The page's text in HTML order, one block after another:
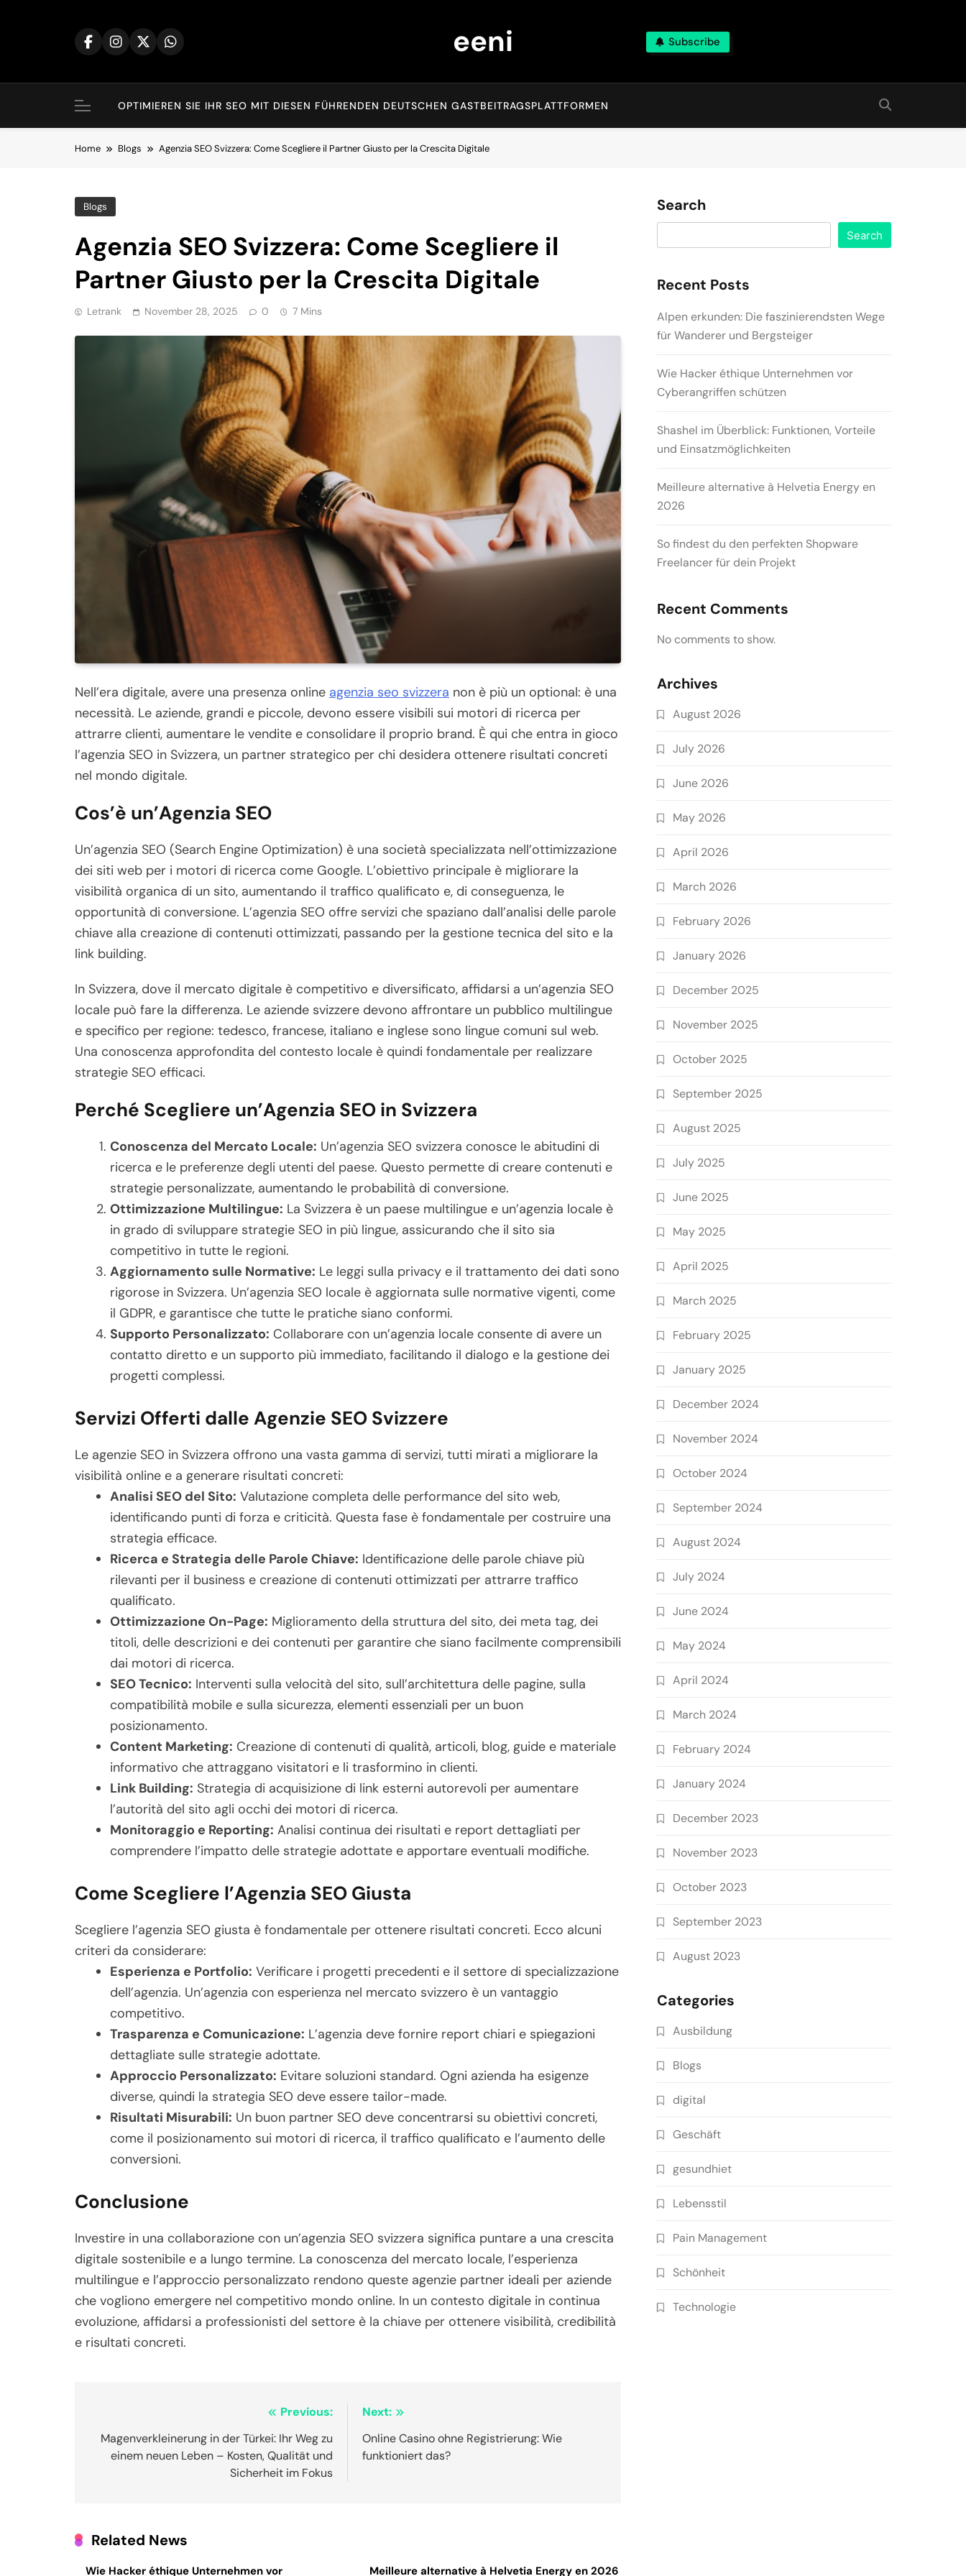
eeni Subscribe
OPTIMIEREN SIE IHR SEO MIT DIESEN FÜHRENDEN DEUTSCHEN GASTBEITRAGSPLATTFORMEN
Home Blogs Agenzia SEO Svizzera: Come Scegliere il Partner Giusto per la Crescita Digitale
Blogs
Agenzia SEO Svizzera: Come Scegliere il
Partner Giusto per la Crescita Digitale
Letrank November 28, 2025 0 7 Mins
Nell’era digitale, avere una presenza online agenzia seo svizzera non è più un optional: è una
necessità. Le aziende, grandi e piccole, devono essere visibili sui motori di ricerca per
attrarre clienti, aumentare le vendite e consolidare il proprio brand. È qui che entra in gioco
l’agenzia SEO in Svizzera, un partner strategico per chi desidera ottenere risultati concreti
nel mondo digitale.
Cos’è un’Agenzia SEO
Un’agenzia SEO (Search Engine Optimization) è una società specializzata nell’ottimizzazione
dei siti web per i motori di ricerca come Google. L’obiettivo principale è migliorare la
visibilità organica di un sito, aumentando il traffico qualificato e, di conseguenza, le
opportunità di conversione. L’agenzia SEO offre servizi che spaziano dall’analisi delle parole
chiave alla creazione di contenuti ottimizzati, passando per la gestione tecnica del sito e la
link building.
In Svizzera, dove il mercato digitale è competitivo e diversificato, affidarsi a un’agenzia SEO
locale può fare la differenza. Le aziende svizzere devono affrontare un pubblico multilingue
e specifico per regione: tedesco, francese, italiano e inglese sono lingue comuni sul web.
Una conoscenza approfondita del contesto locale è quindi fondamentale per realizzare
strategie SEO efficaci.
Perché Scegliere un’Agenzia SEO in Svizzera
Conoscenza del Mercato Locale: Un’agenzia SEO svizzera conosce le abitudini di
ricerca e le preferenze degli utenti del paese. Questo permette di creare contenuti e
strategie personalizzate, aumentando le probabilità di conversione.
Ottimizzazione Multilingue: La Svizzera è un paese multilingue e un’agenzia locale è
in grado di sviluppare strategie SEO in più lingue, assicurando che il sito sia
competitivo in tutte le regioni.
Aggiornamento sulle Normative: Le leggi sulla privacy e il trattamento dei dati sono
rigorose in Svizzera. Un’agenzia SEO locale è aggiornata sulle normative vigenti, come
il GDPR, e garantisce che tutte le pratiche siano conformi.
Supporto Personalizzato: Collaborare con un’agenzia locale consente di avere un
contatto diretto e un supporto più immediato, facilitando il dialogo e la gestione dei
progetti complessi.
Servizi Offerti dalle Agenzie SEO Svizzere
Le agenzie SEO in Svizzera offrono una vasta gamma di servizi, tutti mirati a migliorare la
visibilità online e a generare risultati concreti:
Analisi SEO del Sito: Valutazione completa delle performance del sito web,
identificando punti di forza e criticità. Questa fase è fondamentale per costruire una
strategia efficace.
Ricerca e Strategia delle Parole Chiave: Identificazione delle parole chiave più
rilevanti per il business e creazione di contenuti ottimizzati per attrarre traffico
qualificato.
Ottimizzazione On-Page: Miglioramento della struttura del sito, dei meta tag, dei
titoli, delle descrizioni e dei contenuti per garantire che siano facilmente comprensibili
dai motori di ricerca.
SEO Tecnico: Interventi sulla velocità del sito, sull’architettura delle pagine, sulla
compatibilità mobile e sulla sicurezza, elementi essenziali per un buon
posizionamento.
Content Marketing: Creazione di contenuti di qualità, articoli, blog, guide e materiale
informativo che attraggano visitatori e li trasformino in clienti.
Link Building: Strategia di acquisizione di link esterni autorevoli per aumentare
l’autorità del sito agli occhi dei motori di ricerca.
Monitoraggio e Reporting: Analisi continua dei risultati e report dettagliati per
comprendere l’impatto delle strategie adottate e apportare eventuali modifiche.
Come Scegliere l’Agenzia SEO Giusta
Scegliere l’agenzia SEO giusta è fondamentale per ottenere risultati concreti. Ecco alcuni
criteri da considerare:
Esperienza e Portfolio: Verificare i progetti precedenti e il settore di specializzazione
dell’agenzia. Un’agenzia con esperienza nel mercato svizzero è un vantaggio
competitivo.
Trasparenza e Comunicazione: L’agenzia deve fornire report chiari e spiegazioni
dettagliate sulle strategie adottate.
Approccio Personalizzato: Evitare soluzioni standard. Ogni azienda ha esigenze
diverse, quindi la strategia SEO deve essere tailor-made.
Risultati Misurabili: Un buon partner SEO deve concentrarsi su obiettivi concreti,
come il posizionamento sui motori di ricerca, il traffico qualificato e l’aumento delle
conversioni.
Conclusione
Investire in una collaborazione con un’agenzia SEO svizzera significa puntare a una crescita
digitale sostenibile e a lungo termine. La conoscenza del mercato locale, l’esperienza
multilingue e l’approccio personalizzato rendono queste agenzie partner ideali per aziende
che vogliono emergere nel competitivo mondo online. In un contesto digitale in continua
evoluzione, affidarsi a professionisti del settore è la chiave per ottenere visibilità, credibilità
e risultati concreti.
navigation
Previous:
Magenverkleinerung in der Türkei: Ihr Weg zu
einem neuen Leben – Kosten, Qualität und
Sicherheit im Fokus
Next:
Online Casino ohne Registrierung: Wie
funktioniert das?
Related News
Wie Hacker éthique Unternehmen vor Meilleure alternative à Helvetia Energy en 2026
Search
Search
Recent Posts
Alpen erkunden: Die faszinierendsten Wege
für Wanderer und Bergsteiger
Wie Hacker éthique Unternehmen vor
Cyberangriffen schützen
Shashel im Überblick: Funktionen, Vorteile
und Einsatzmöglichkeiten
Meilleure alternative à Helvetia Energy en
2026
So findest du den perfekten Shopware
Freelancer für dein Projekt
Recent Comments
No comments to show.
Archives
August 2026
July 2026
June 2026
May 2026
April 2026
March 2026
February 2026
January 2026
December 2025
November 2025
October 2025
September 2025
August 2025
July 2025
June 2025
May 2025
April 2025
March 2025
February 2025
January 2025
December 2024
November 2024
October 2024
September 2024
August 2024
July 2024
June 2024
May 2024
April 2024
March 2024
February 2024
January 2024
December 2023
November 2023
October 2023
September 2023
August 2023
Categories
Ausbildung
Blogs
digital
Geschäft
gesundhiet
Lebensstil
Pain Management
Schönheit
Technologie